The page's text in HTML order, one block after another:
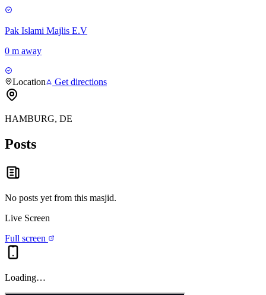
Pak Islami Majlis E.V
0 m away
Location Get directions
HAMBURG, DE
Posts
No posts yet from this masjid.
Live Screen
Full screen
Loading…